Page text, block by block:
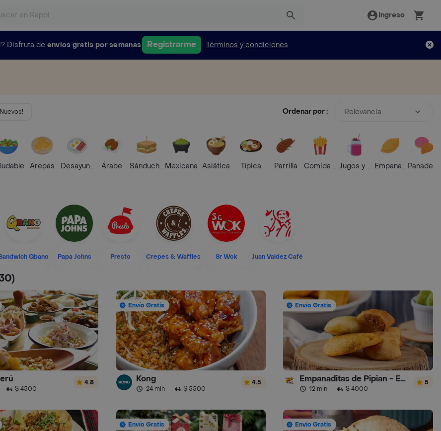
Ingreso
Disfruta de envíos gratis por semanas Registrarme Términos y condiciones
Ordenar por : Relevancia
Arepas Desayunos Árabe SánduchesMexicana Asiática Típica Parrilla Comida RápidaJugos y BatidosEmpanadasPanadería
Qbano Papa Johns Presto Crepes & Waffles Sr Wok Juan Valdez Café
· $ 4500
4.8
Envío Gratis
Kong
24 min · $ 5500
4.5
Envío Gratis
Empanaditas de Pipian - Empanadas
12 min · $ 4000
5
Envío Gratis Envío Gratis